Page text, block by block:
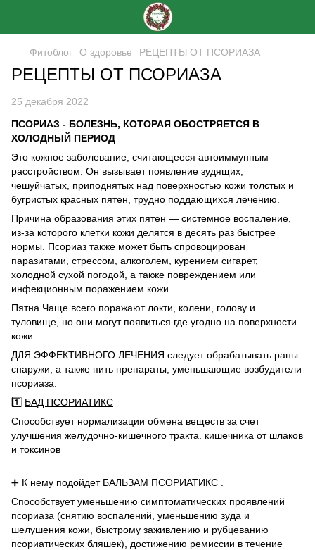
Фитоблог О здоровье РЕЦЕПТЫ ОТ ПСОРИАЗА
РЕЦЕПТЫ ОТ ПСОРИАЗА
25 декабря 2022
ПСОРИАЗ - БОЛЕЗНЬ, КОТОРАЯ ОБОСТРЯЕТСЯ В
ХОЛОДНЫЙ ПЕРИОД
Это кожное заболевание, считающееся автоиммунным
расстройством. Он вызывает появление зудящих,
чешуйчатых, приподнятых над поверхностью кожи толстых и
бугристых красных пятен, трудно поддающихся лечению.
Причина образования этих пятен — системное воспаление,
из-за которого клетки кожи делятся в десять раз быстрее
нормы. Псориаз также может быть спровоцирован
паразитами, стрессом, алкоголем, курением сигарет,
холодной сухой погодой, а также повреждением или
инфекционным поражением кожи.
Пятна Чаще всего поражают локти, колени, голову и
туловище, но они могут появиться где угодно на поверхности
кожи.
ДЛЯ ЭФФЕКТИВНОГО ЛЕЧЕНИЯ следует обрабатывать раны
снаружи, а также пить препараты, уменьшающие возбудители
псориаза:
1️⃣ БАД ПСОРИАТИКС
Способствует нормализации обмена веществ за счет
улучшения желудочно-кишечного тракта. кишечника от шлаков
и токсинов
➕ К нему подойдет БАЛЬЗАМ ПСОРИАТИКС
Способствует уменьшению симптоматических проявлений
псориаза (снятию воспалений, уменьшению зуда и
шелушения кожи, быстрому заживлению и рубцеванию
псориатических бляшек), достижению ремиссии в течение